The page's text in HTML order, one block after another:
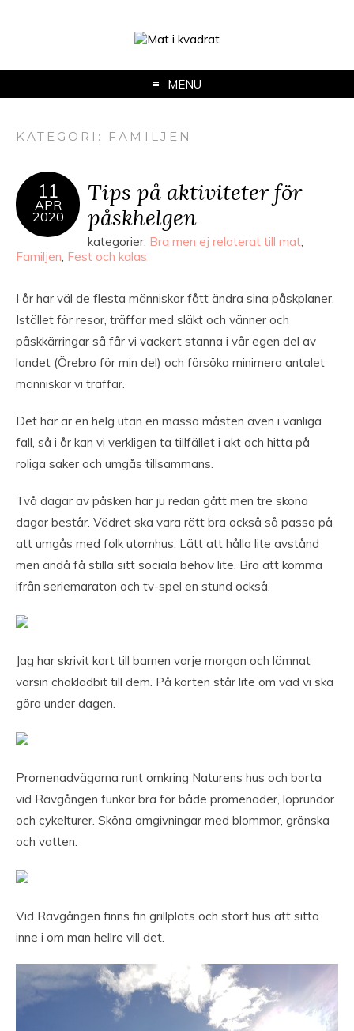
MENU
KATEGORI: FAMILJEN
11
APR
2020
Tips på aktiviteter för
påskhelgen
kategorier: Bra men ej relaterat till mat,
Familjen, Fest och kalas
I år har väl de flesta människor fått ändra sina påskplaner.
Istället för resor, träffar med släkt och vänner och
påskkärringar så får vi vackert stanna i vår egen del av
landet (Örebro för min del) och försöka minimera antalet
människor vi träffar.
Det här är en helg utan en massa måsten även i vanliga
fall, så i år kan vi verkligen ta tillfället i akt och hitta på
roliga saker och umgås tillsammans.
Två dagar av påsken har ju redan gått men tre sköna
dagar består. Vädret ska vara rätt bra också så passa på
att umgås med folk utomhus. Lätt att hålla lite avstånd
men ändå få stilla sitt sociala behov lite. Bra att komma
ifrån seriemaraton och tv-spel en stund också.
Jag har skrivit kort till barnen varje morgon och lämnat
varsin chokladbit till dem. På korten står lite om vad vi ska
göra under dagen.
Promenadvägarna runt omkring Naturens hus och borta
vid Rävgången funkar bra för både promenader, löprundor
och cykelturer. Sköna omgivningar med blommor, grönska
och vatten.
Vid Rävgången finns fin grillplats och stort hus att sitta
inne i om man hellre vill det.